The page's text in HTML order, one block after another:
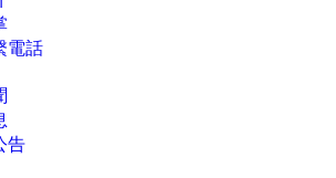
電話
告